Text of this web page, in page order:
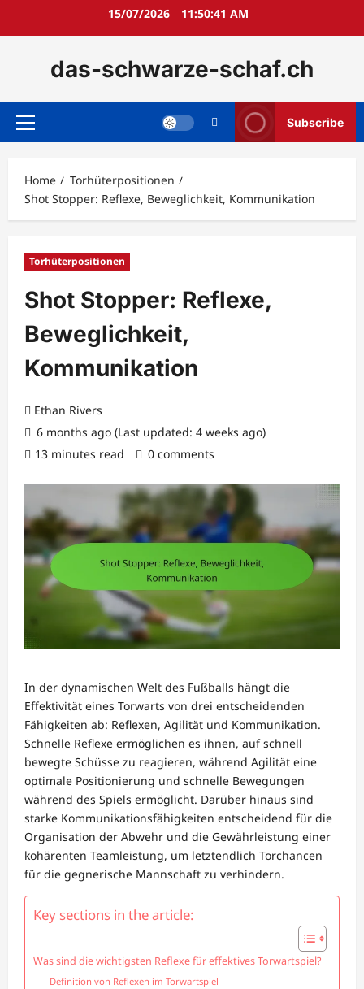
15/07/2026 11:50:42 AM
das-schwarze-schaf.ch
Primary
Subscribe
Home
Torhüterpositionen
Shot Stopper: Reflexe, Beweglichkeit, Kommunikation
Torhüterpositionen
Shot Stopper: Reflexe,
Beweglichkeit,
Kommunikation
Ethan Rivers
6 months ago (Last updated: 4 weeks ago)
13 minutes read
0 comments
In der dynamischen Welt des Fußballs hängt die
Effektivität eines Torwarts von drei entscheidenden
Fähigkeiten ab: Reflexen, Agilität und Kommunikation.
Schnelle Reflexe ermöglichen es ihnen, auf schnell
bewegte Schüsse zu reagieren, während Agilität eine
optimale Positionierung und schnelle Bewegungen
während des Spiels ermöglicht. Darüber hinaus sind
starke Kommunikationsfähigkeiten entscheidend für die
Organisation der Abwehr und die Gewährleistung einer
kohärenten Teamleistung, um letztendlich Torchancen
für die gegnerische Mannschaft zu verhindern.
Key sections in the article:
Was sind die wichtigsten Reflexe für effektives Torwartspiel?
Definition von Reflexen im Torwartspiel